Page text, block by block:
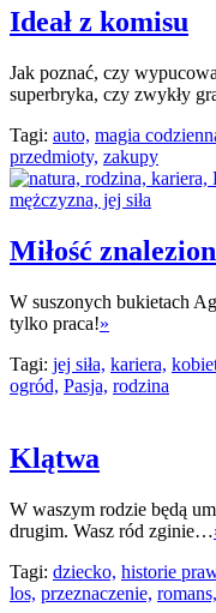
Ideał z komisu
Jak poznać, czy
superbryka, czy zwykły
Tagi: auto, magia
przedmioty, zakupy
Miłość
W suszonych bukietach
tylko praca!»
Tagi: jej siła, kariera,
ogród, Pasja, rodzina
Klątwa
W waszym rodzie będą
drugim. Wasz ród zginie…
Tagi: dziecko, historie
los, przeznaczenie, romans,